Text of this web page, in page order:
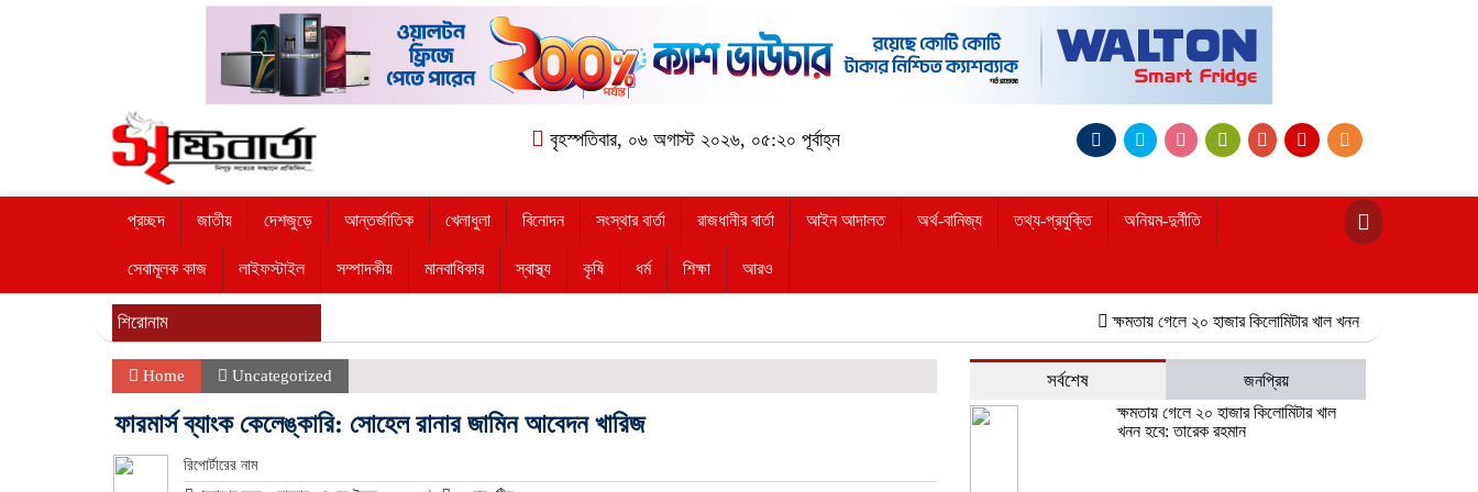
বৃহস্পতিবার, ০৬ অগাস্ট ২০২৬, ০৫:২০ পূর্বাহ্ন
প্রচ্ছদ জাতীয় দেশজুড়ে আন্তর্জাতিক খেলাধুলা বিনোদন সংস্থার বার্তা রাজধানীর বার্তা আইন আদালত অর্থ-বানিজ্য তথ্য-প্রযুক্তি অনিয়ম-দুর্নীতি
সেবামূলক কাজ লাইফস্টাইল সম্পাদকীয় মানবাধিকার স্বাস্থ্য কৃষি ধর্ম শিক্ষা আরও
শিরোনাম ক্ষমতায় গেলে ২০ হাজার কিলোমিটার খাল খনন হবে: তারেক রহমান
Home Uncategorized
ফারমার্স ব্যাংক কেলেঙ্কারি: সোহেল রানার জামিন আবেদন খারিজ
রিপোর্টারের নাম
সর্বশেষ
জনপ্রিয়
ক্ষমতায় গেলে ২০ হাজার কিলোমিটার খাল
খনন হবে: তারেক রহমান